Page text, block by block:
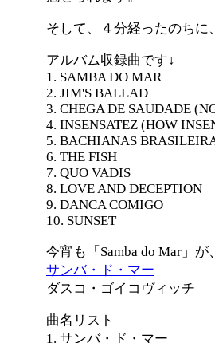
そして、４分経ったのちに
アルバム収録曲です↓
1. SAMBA DO MAR
2. JIM'S BALLAD
3. CHEGA DE SAUDADE
4. INSENSATEZ (HOW
5. BACHIANAS
6. THE FISH
7. QUO VADIS
8. LOVE AND DECEPTION
9. DANCA COMIGO
10. SUNSET
今宵も「Samba do Mar」
サンバ・ド・マー
ダスコ・ゴイコヴィッチ
曲名リスト
1. サンバ・ド・マー